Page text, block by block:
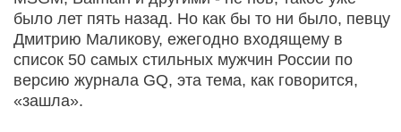
было лет пять назад. Но как бы то ни было, певцу
Дмитрию Маликову, ежегодно входящему в
список 50 самых стильных мужчин России по
версию журнала GQ, эта тема, как говорится,
«зашла».